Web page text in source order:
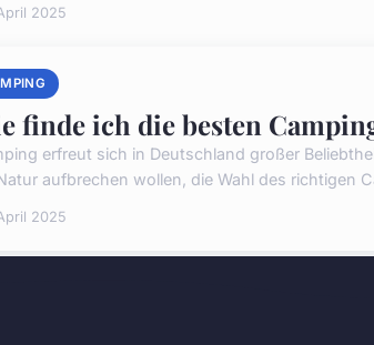
2025
finde ich die besten
erfreut sich in Deutschland großer
aufbrechen wollen, die Wahl des richtigen
2025